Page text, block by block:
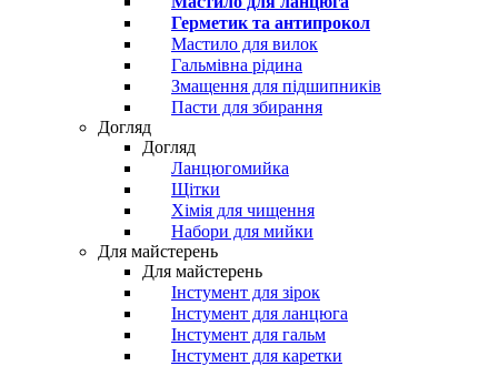
Герметик та антипрокол
Мастило для вилок
Гальмівна рідина
Змащення для підшипників
Пасти для збирання
Догляд
Догляд
Ланцюгомийка
Щітки
Хімія для чищення
Набори для мийки
Для майстерень
Для майстерень
Інстумент для зірок
Інстумент для ланцюга
Інстумент для гальм
Інстумент для каретки